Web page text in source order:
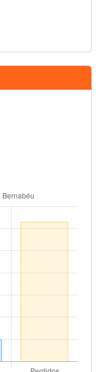
Pedro Alcañiz